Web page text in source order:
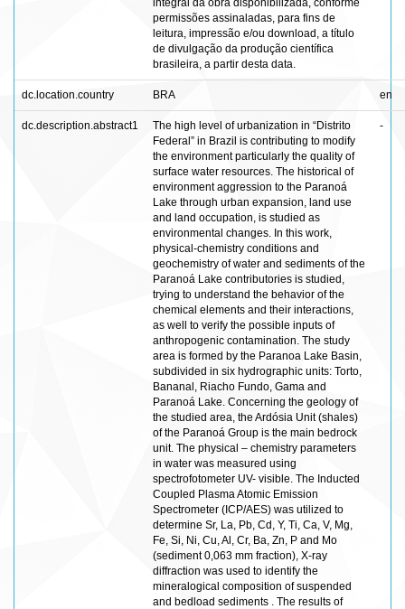
integral da obra disponibilizada, conforme
permissões assinaladas, para fins de
leitura, impressão e/ou download, a título
de divulgação da produção científica
brasileira, a partir desta data.
dc.location.country BRA en
dc.description.abstract1
The high level of urbanization in “Distrito
Federal” in Brazil is contributing to modify
the environment particularly the quality of
surface water resources. The historical of
environment aggression to the Paranoá
Lake through urban expansion, land use
and land occupation, is studied as
environmental changes. In this work,
physical-chemistry conditions and
geochemistry of water and sediments of the
Paranoá Lake contributories is studied,
trying to understand the behavior of the
chemical elements and their interactions,
as well to verify the possible inputs of
anthropogenic contamination. The study
area is formed by the Paranoa Lake Basin,
subdivided in six hydrographic units: Torto,
Bananal, Riacho Fundo, Gama and
Paranoá Lake. Concerning the geology of
the studied area, the Ardósia Unit (shales)
of the Paranoá Group is the main bedrock
unit. The physical – chemistry parameters
in water was measured using
spectrofotometer UV- visible. The Inducted
Coupled Plasma Atomic Emission
Spectrometer (ICP/AES) was utilized to
determine Sr, La, Pb, Cd, Y, Ti, Ca, V, Mg,
Fe, Si, Ni, Cu, Al, Cr, Ba, Zn, P and Mo
(sediment 0,063 mm fraction), X-ray
diffraction was used to identify the
mineralogical composition of suspended
and bedload sediments . The results of
-